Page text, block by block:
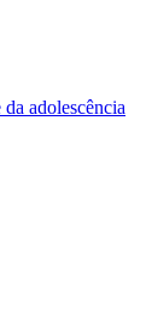
adolescência